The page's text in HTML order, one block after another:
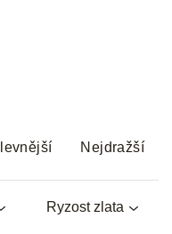
Nejdražší
Ryzost zlata